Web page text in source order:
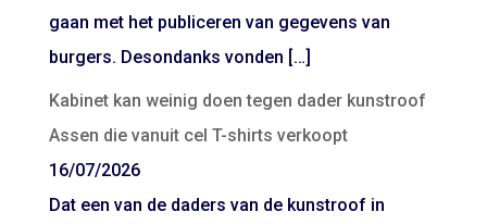
gaan met het publiceren van gegevens van
burgers. Desondanks vonden […]
Kabinet kan weinig doen tegen dader kunstroof
Assen die vanuit cel T-shirts verkoopt
16/07/2026
Dat een van de daders van de kunstroof in